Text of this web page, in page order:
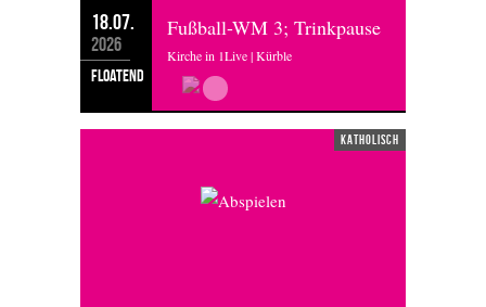
18.07.
2026
floatend
Fußball-WM 3; Trinkpause
Kirche in 1Live | Kürble
katholisch